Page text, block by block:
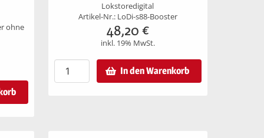
ohne
Lokstoredigital
Artikel-Nr.: LoDi-s88-Booster
48,20 €
inkl. 19% MwSt.
In den Warenkorb